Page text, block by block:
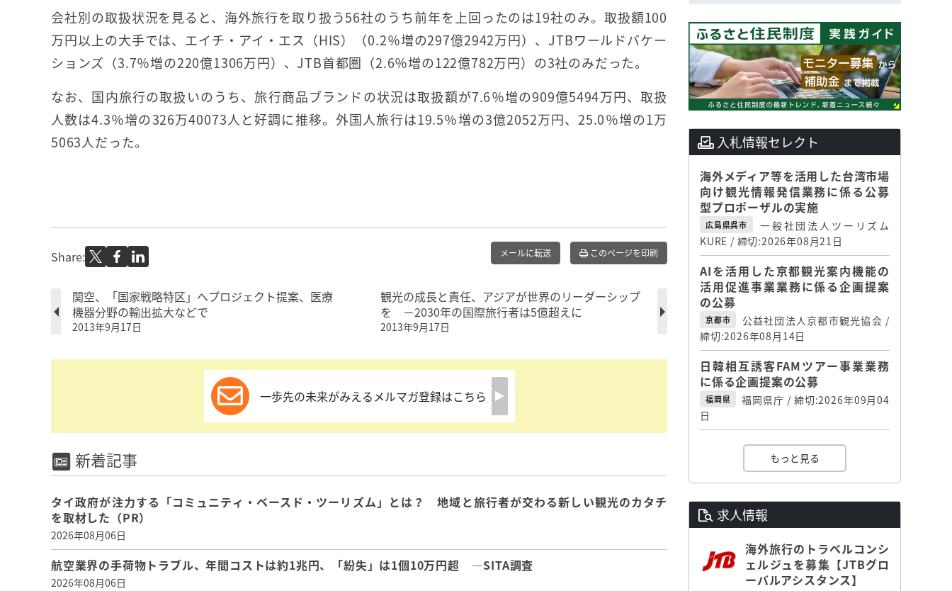
会社別の取扱状況を見ると、海外旅行を取り扱う56社のうち前年を上回ったのは19社のみ。取扱額100
万円以上の大手では、エイチ・アイ・エス（HIS）（0.2％増の297億2942万円）、JTBワールドバケー
ションズ（3.7％増の220億1306万円）、JTB首都圏（2.6％増の122億782万円）の3社のみだった。
なお、国内旅行の取扱いのうち、旅行商品ブランドの状況は取扱額が7.6％増の909億5494万円、取扱
人数は4.3％増の326万40073人と好調に推移。外国人旅行は19.5％増の3億2052万円、25.0％増の1万
5063人だった。
Share: メールに転送 このページを印刷
関空、「国家戦略特区」へプロジェクト提案、医療
機器分野の輸出拡大などで
2013年9月17日
観光の成長と責任、アジアが世界のリーダーシップ
を －2030年の国際旅行者は5億超えに
2013年9月17日
一歩先の未来がみえるメルマガ登録はこちら
新着記事
タイ政府が注力する「コミュニティ・ベースド・ツーリズム」とは？ 地域と旅行者が交わる新しい観光のカタチ
を取材した（PR）
2026年08月06日
航空業界の手荷物トラブル、年間コストは約1兆円、「紛失」は1個10万円超 ―SITA調査
2026年08月06日
入札情報セレクト
海外メディア等を活用した台湾市場
向け観光情報発信業務に係る公募
型プロポーザルの実施
広島県呉市
一般社団法人ツーリズム
KURE / 締切:2026年08月21日
AIを活用した京都観光案内機能の
活用促進事業業務に係る企画提案
の公募
京都市
公益社団法人京都市観光協会 /
締切:2026年08月14日
日韓相互誘客FAMツアー事業業務
に係る企画提案の公募
福岡県
福岡県庁 / 締切:2026年09月04
日
もっと見る
求人情報
海外旅行のトラベルコンシ
ェルジュを募集【JTBグロ
ーバルアシスタンス】